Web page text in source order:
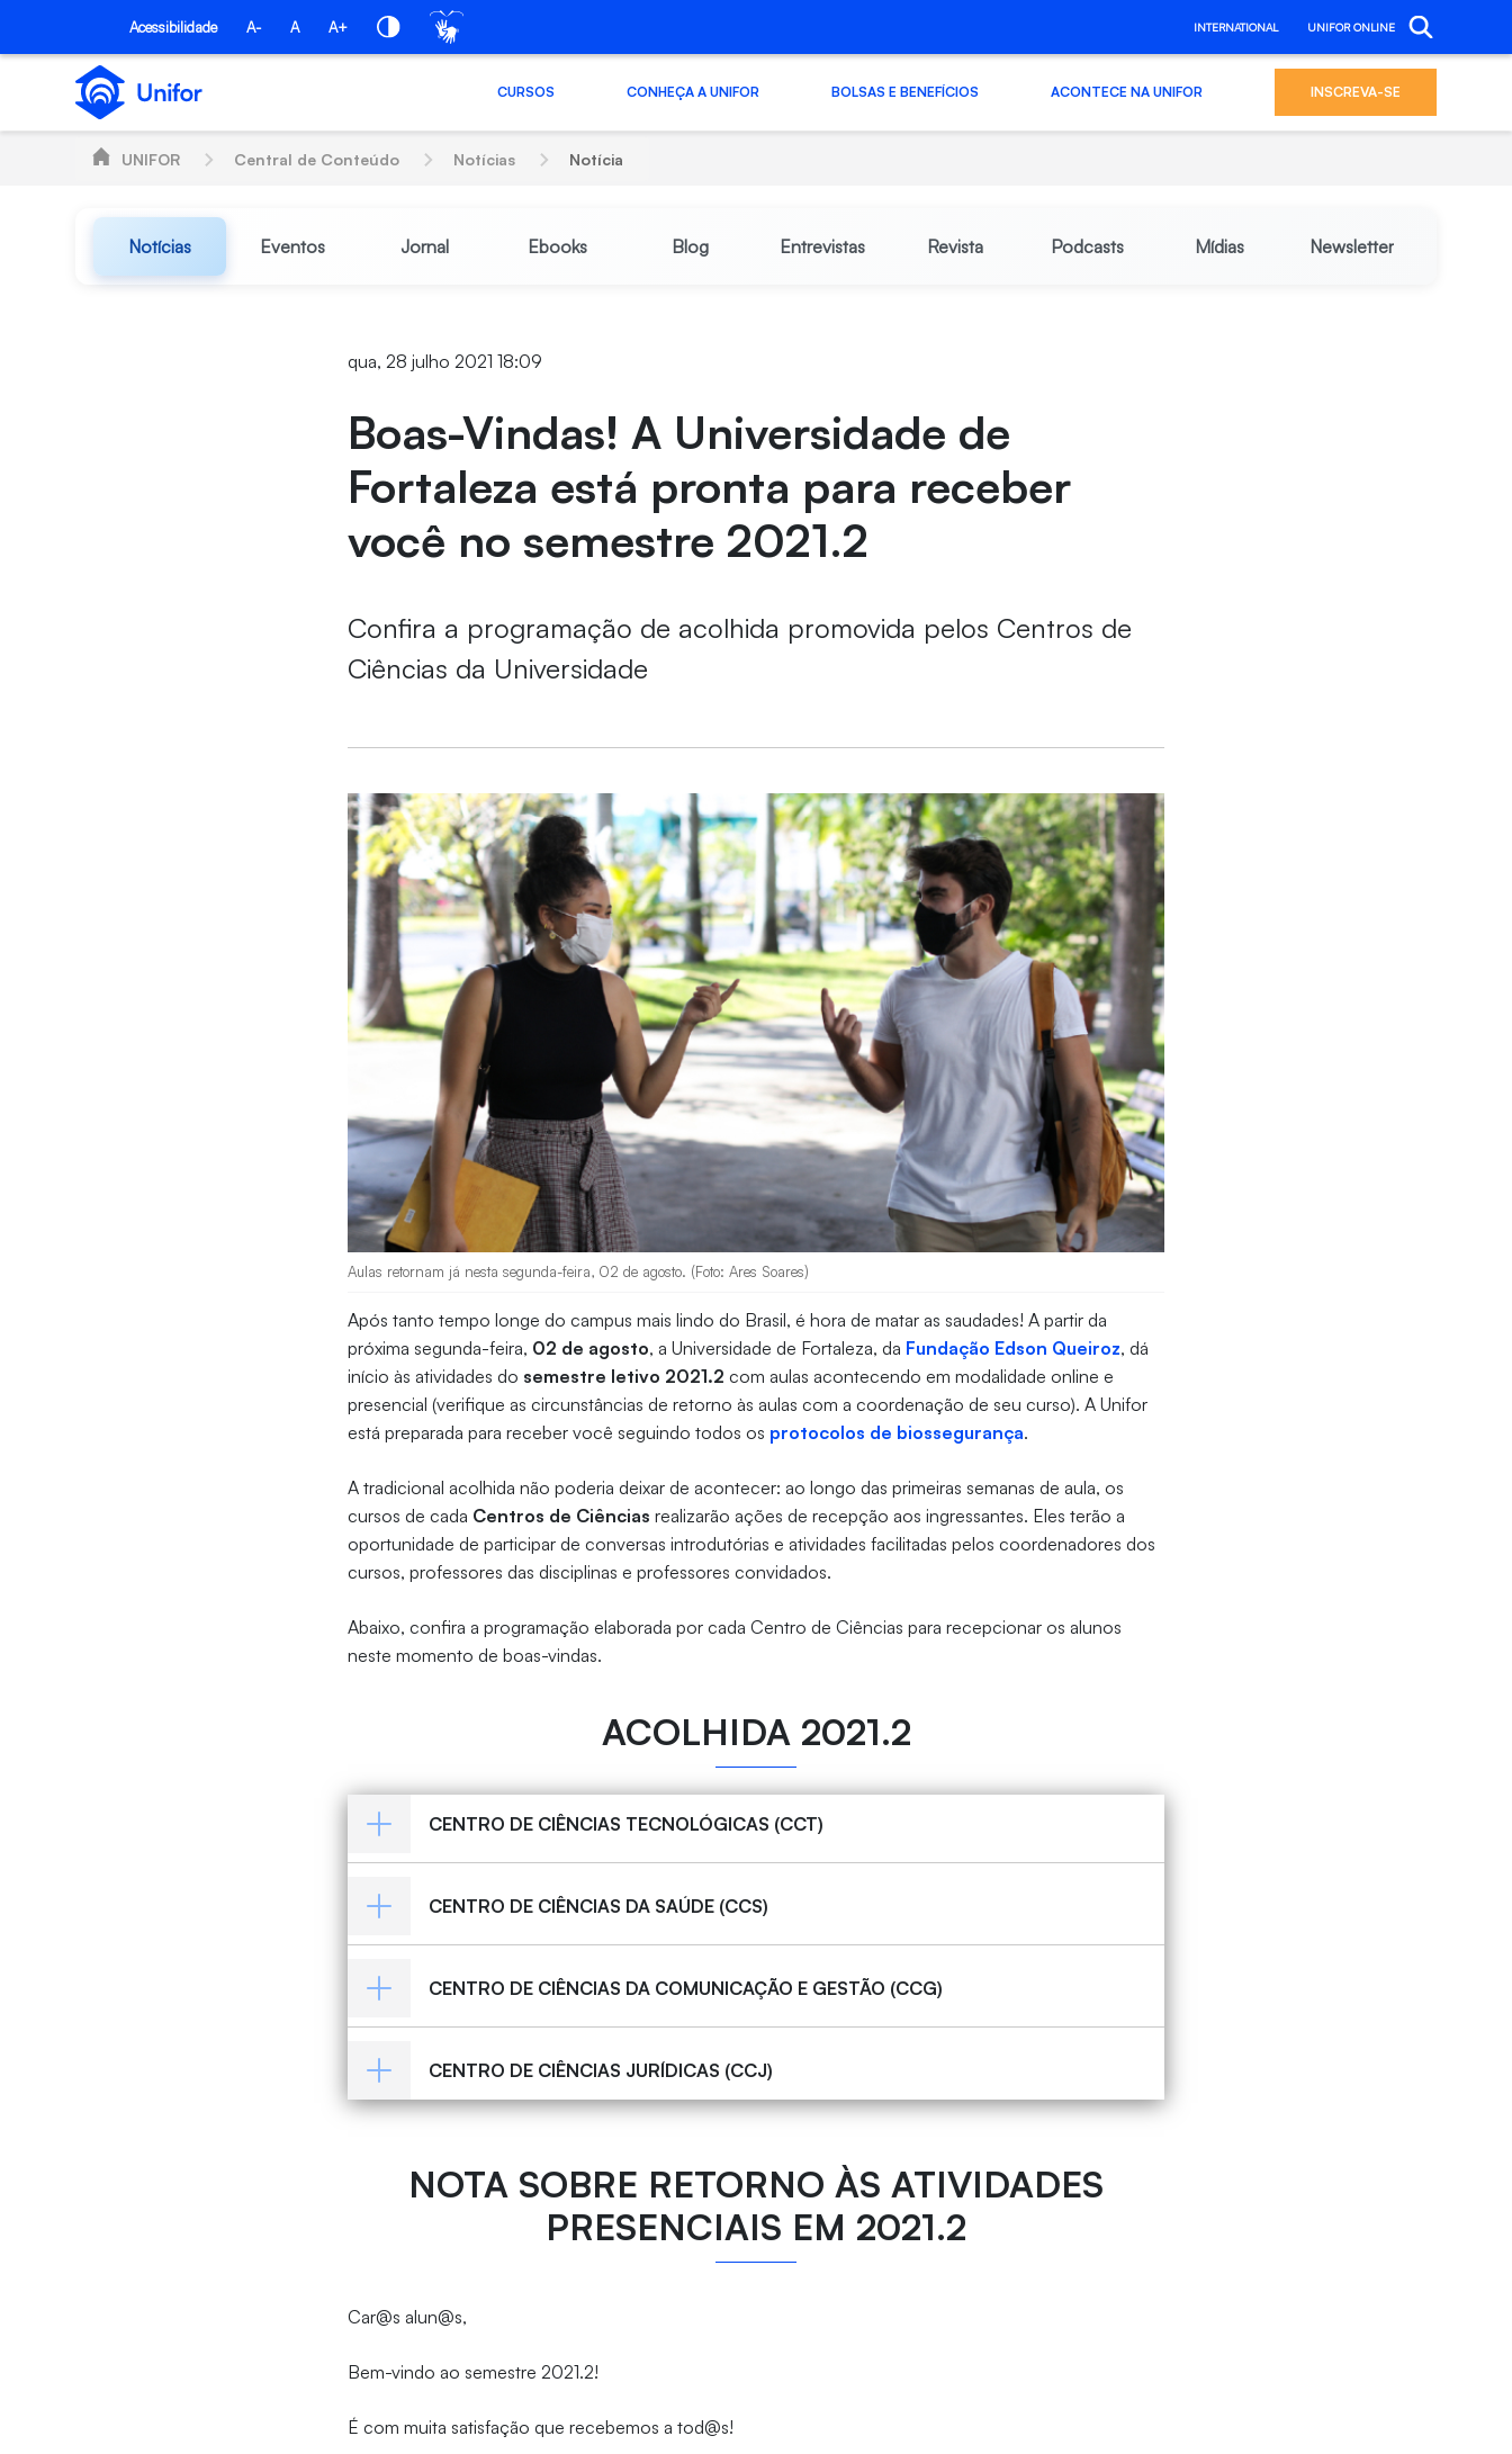
Pular para o Conteúdo principal
Acessibilidade A- A A+ INTERNATIONAL UNIFOR ONLINE
CURSOS CONHEÇA A UNIFOR BOLSAS E BENEFÍCIOS ACONTECE NA UNIFOR INSCREVA-SE
UNIFOR Central de Conteúdo Notícias Notícia
Notícias Eventos Jornal Ebooks Blog Entrevistas Revista Podcasts Mídias Newsletter
qua, 28 julho 2021 18:09
Boas-Vindas! A Universidade de
Fortaleza está pronta para receber
você no semestre 2021.2
Confira a programação de acolhida promovida pelos Centros de
Ciências da Universidade
Aulas retornam já nesta segunda-feira, 02 de agosto. (Foto: Ares Soares)
Após tanto tempo longe do campus mais lindo do Brasil, é hora de matar as saudades! A partir da
próxima segunda-feira, 02 de agosto, a Universidade de Fortaleza, da Fundação Edson Queiroz, dá
início às atividades do semestre letivo 2021.2 com aulas acontecendo em modalidade online e
presencial (verifique as circunstâncias de retorno às aulas com a coordenação de seu curso). A Unifor
está preparada para receber você seguindo todos os protocolos de biossegurança.
A tradicional acolhida não poderia deixar de acontecer: ao longo das primeiras semanas de aula, os
cursos de cada Centros de Ciências realizarão ações de recepção aos ingressantes. Eles terão a
oportunidade de participar de conversas introdutórias e atividades facilitadas pelos coordenadores dos
cursos, professores das disciplinas e professores convidados.
Abaixo, confira a programação elaborada por cada Centro de Ciências para recepcionar os alunos
neste momento de boas-vindas.
ACOLHIDA 2021.2
CENTRO DE CIÊNCIAS TECNOLÓGICAS (CCT)
CENTRO DE CIÊNCIAS DA SAÚDE (CCS)
CENTRO DE CIÊNCIAS DA COMUNICAÇÃO E GESTÃO (CCG)
CENTRO DE CIÊNCIAS JURÍDICAS (CCJ)
NOTA SOBRE RETORNO ÀS ATIVIDADES
PRESENCIAIS EM 2021.2
Car@s alun@s,
Bem-vindo ao semestre 2021.2!
É com muita satisfação que recebemos a tod@s!